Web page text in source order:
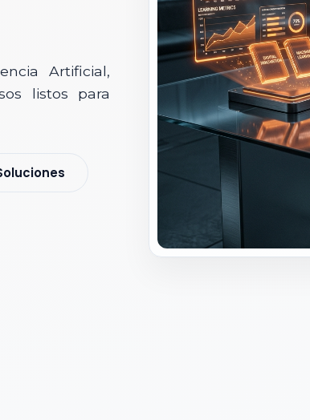
Artificial,
listos para
en contacto contigo para agendar una